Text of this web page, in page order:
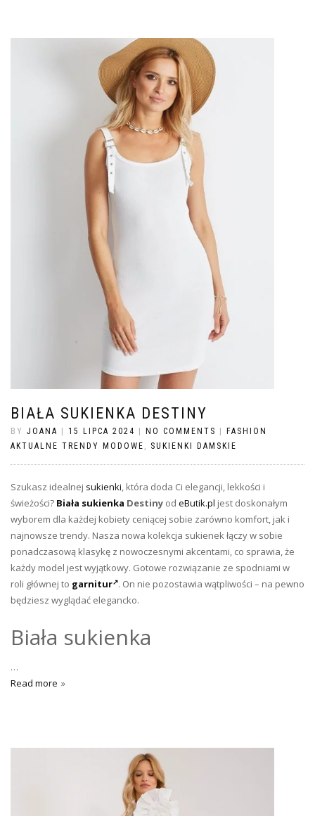
BIAŁA SUKIENKA DESTINY
BY JOANA 15 LIPCA 2024 NO COMMENTS
FASHION
AKTUALNE TRENDY MODOWE , SUKIENKI DAMSKIE
Szukasz idealnej sukienki, która doda Ci elegancji, lekkości i
świeżości? Biała sukienka Destiny od eButik.pl jest doskonałym
wyborem dla każdej kobiety ceniącej sobie zarówno komfort, jak i
najnowsze trendy. Nasza nowa kolekcja sukienek łączy w sobie
ponadczasową klasykę z nowoczesnymi akcentami, co sprawia, że
każdy model jest wyjątkowy. Gotowe rozwiązanie ze spodniami w
roli głównej to garnitur . On nie pozostawia wątpliwości – na pewno
będziesz wyglądać elegancko.
Biała sukienka
…
Read more